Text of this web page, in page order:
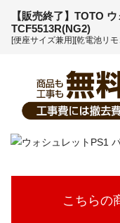
【販売終了】TOTO
TCF5513R(NG2)
[便座サイズ兼用][乾電池リ
こちらの